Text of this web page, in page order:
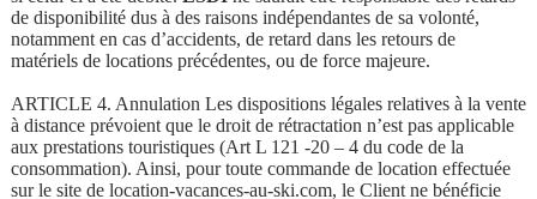
de disponibilité dus à des raisons indépendantes de sa volonté,
notamment en cas d’accidents, de retard dans les retours de
matériels de locations précédentes, ou de force majeure.
ARTICLE 4. Annulation Les dispositions légales relatives à la vente
à distance prévoient que le droit de rétractation n’est pas applicable
aux prestations touristiques (Art L 121 -20 – 4 du code de la
consommation). Ainsi, pour toute commande de location effectuée
sur le site de location-vacances-au-ski.com, le Client ne bénéficie